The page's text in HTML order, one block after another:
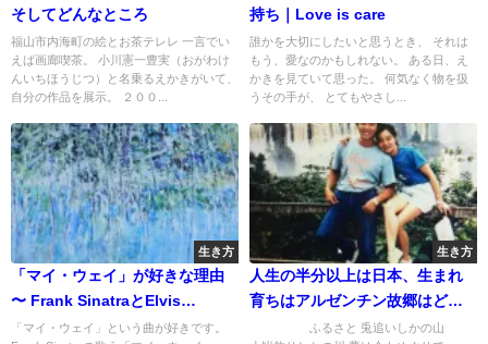
そしてどんなところ
福山市内海町の絵とお茶テレレ 一言でい
えば画廊喫茶。 小川憲一豊実（おがわけ
んいちほうじつ）と名乗るえかきがいて、
自分の作品を展示。 ２００...
持ち｜Love is care
誰かを大切にしたいと思うとき、 それは
もう、愛なのかもしれない。 ある日、え
かきを見ていて思った。 何気なく物を扱
うその手が、 とてもやさし...
生き方
「マイ・ウェイ」が好きな理由
〜 Frank SinatraとElvis
Presleyの歌声 〜
「マイ・ウェイ」という曲が好きです。
生き方
人生の半分以上は日本、生まれ
育ちはアルゼンチン故郷はどっ
ちでしょう
ふるさと 兎追いしかの山